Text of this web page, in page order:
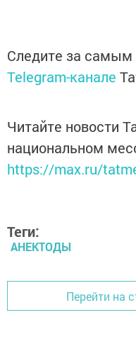
Следите за
Telegram-канале
Читайте новости
национальном
https://max.ru/
Теги:
АНЕКТОДЫ
Перейти на